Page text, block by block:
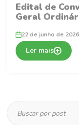
Edital de
Geral
22 de junho de 2026
Ler mais